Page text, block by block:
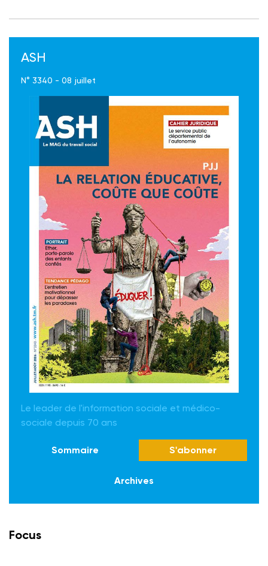
ASH
N° 3340 - 08 juillet
Le leader de l'information sociale et médico-
sociale depuis 70 ans
Sommaire S'abonner
Archives
Focus